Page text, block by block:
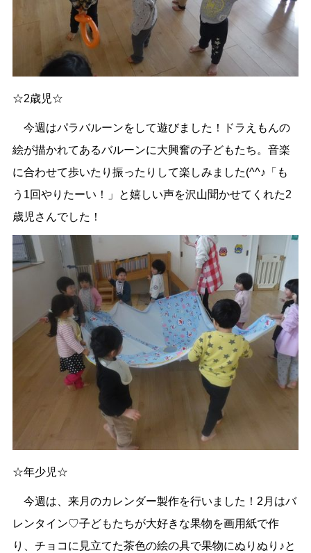
☆2歳児☆
今週はパラバルーンをして遊びました！ドラえもんの
絵が描かれてあるバルーンに大興奮の子どもたち。音楽
に合わせて歩いたり振ったりして楽しみました(^^♪「も
う1回やりたーい！」と嬉しい声を沢山聞かせてくれた2
歳児さんでした！
☆年少児☆
今週は、来月のカレンダー製作を行いました！2月はバ
レンタイン♡子どもたちが大好きな果物を画用紙で作
り、チョコに見立てた茶色の絵の具で果物にぬりぬり♪と